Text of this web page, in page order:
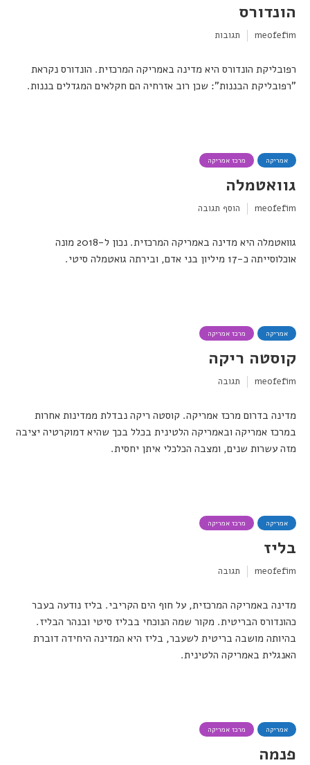
הונדורס
meofefim תגובות
רפובליקת הונדורס היא מדינה באמריקה המרכזית. הונדורס נקראת
"רפובליקת הבננות": שכן רוב אזרחיה הם חקלאים המגדלים בננות.
אמריקה מרכז אמריקה
גוואטמלה
meofefim הוסף תגובה
גוואטמלה היא מדינה באמריקה המרכזית. נכון ל-2018 מונה
אוכלוסייתה כ-17 מיליון בני אדם, ובירתה גואטמלה סיטי.
אמריקה מרכז אמריקה
קוסטה ריקה
meofefim תגובה
מדינה בדרום מרכז אמריקה. קוסטה ריקה נבדלת ממדינות אחרות
במרכז אמריקה ובאמריקה הלטינית בכלל בכך שהיא דמוקרטיה יציבה
מזה עשרות שנים, ומצבה הכלכלי איתן יחסית.
אמריקה מרכז אמריקה
בליז
meofefim תגובה
מדינה באמריקה המרכזית, על חוף הים הקריבי. בליז נודעה בעבר
כהונדורס הבריטית. מקור שמה הנוכחי בבליז סיטי ובנהר הבליז.
בהיותה מושבה בריטית לשעבר, בליז היא המדינה היחידה דוברת
האנגלית באמריקה הלטינית.
אמריקה מרכז אמריקה
פנמה